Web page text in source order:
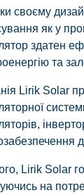
своєму
як у
здатен
та
Lirik Solar
Lirik Solar
на